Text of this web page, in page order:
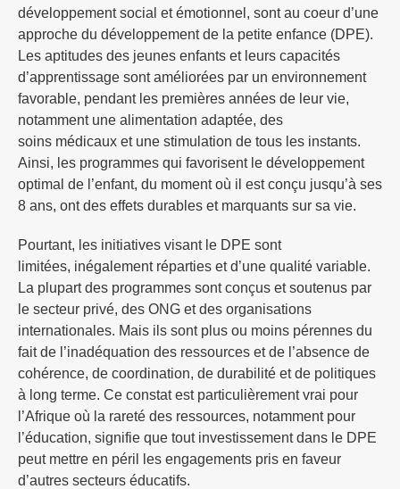
développement social et émotionnel, sont au coeur d’une
approche du développement de la petite enfance (DPE).
Les aptitudes des jeunes enfants et leurs capacités
d’apprentissage sont améliorées par un environnement
favorable, pendant les premières années de leur vie,
notamment une alimentation adaptée, des
soins médicaux et une stimulation de tous les instants.
Ainsi, les programmes qui favorisent le développement
optimal de l’enfant, du moment où il est conçu jusqu’à ses
8 ans, ont des effets durables et marquants sur sa vie.
Pourtant, les initiatives visant le DPE sont
limitées, inégalement réparties et d’une qualité variable.
La plupart des programmes sont conçus et soutenus par
le secteur privé, des ONG et des organisations
internationales. Mais ils sont plus ou moins pérennes du
fait de l’inadéquation des ressources et de l’absence de
cohérence, de coordination, de durabilité et de politiques
à long terme. Ce constat est particulièrement vrai pour
l’Afrique où la rareté des ressources, notamment pour
l’éducation, signifie que tout investissement dans le DPE
peut mettre en péril les engagements pris en faveur
d’autres secteurs éducatifs.